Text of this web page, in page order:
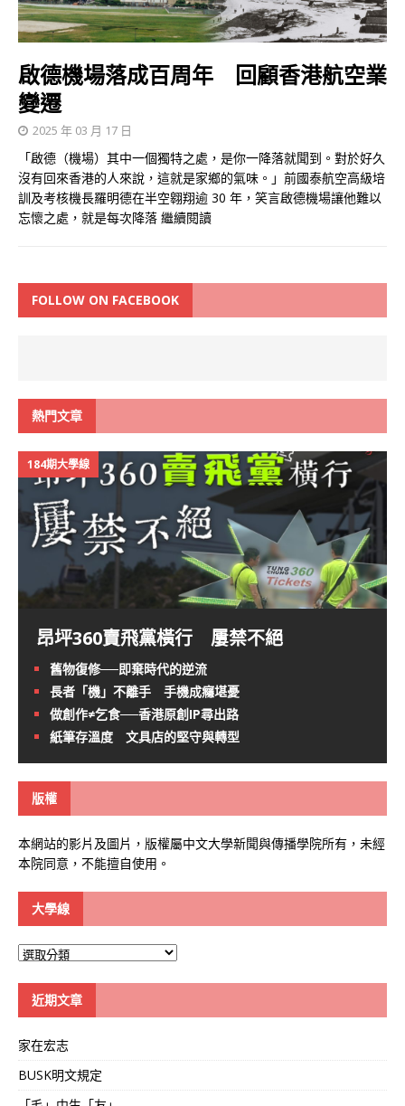
啟德機場落成百周年 回顧香港航空業
變遷
2025 年 03 月 17 日
「啟德（機場）其中一個獨特之處，是你一降落就聞到。對於好久
沒有回來香港的人來說，這就是家鄉的氣味。」前國泰航空高級培
訓及考核機長羅明德在半空翱翔逾 30 年，笑言啟德機場讓他難以
忘懷之處，就是每次降落 繼續閱讀
FOLLOW ON FACEBOOK
熱門文章
184期大學線
昂坪360賣飛黨橫行 屢禁不絕
舊物復修──即棄時代的逆流
長者「機」不離手 手機成癮堪憂
做創作≠乞食──香港原創IP尋出路
紙筆存溫度 文具店的堅守與轉型
版權
本網站的影片及圖片，版權屬中文大學新聞與傳播學院所有，未經
本院同意，不能擅自使用。
大學線
大
近期文章
家在宏志
BUSK明文規定